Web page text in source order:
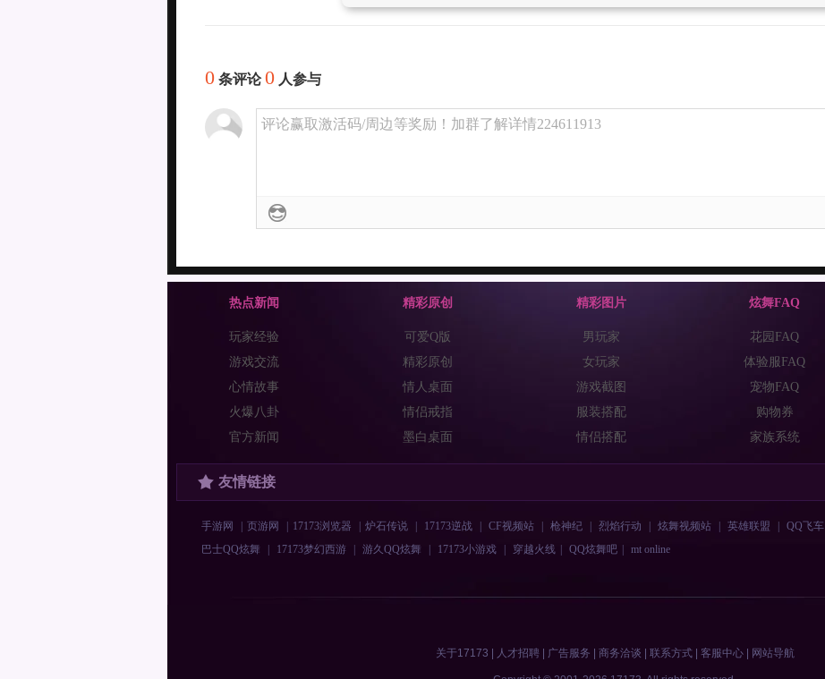
0 条评论0 人参与
评论赢取激活码/周边等奖励！加群了解详情224611913
热点新闻
玩家经验
游戏交流
心情故事
火爆八卦
官方新闻
精彩原创
可爱Q版
精彩原创
情人桌面
情侣戒指
墨白桌面
精彩图片
男玩家
女玩家
游戏截图
服装搭配
情侣搭配
炫舞FAQ
花园FAQ
体验服FAQ
宠物FAQ
购物券
家族系统
友情链接
手游网 | 页游网 | 17173浏览器 | 炉石传说 | 17173逆战 | CF视频站 | 枪神纪 | 烈焰行动 | 炫舞视频站 | 英雄联盟 | QQ飞车
巴士QQ炫舞
| 17173梦幻西游 | 游久QQ炫舞 | 17173小游戏 | 穿越火线 | QQ炫舞吧 | mt online
关于17173 | 人才招聘| 广告服务 | 商务洽谈 | 联系方式| 客服中心| 网站导航